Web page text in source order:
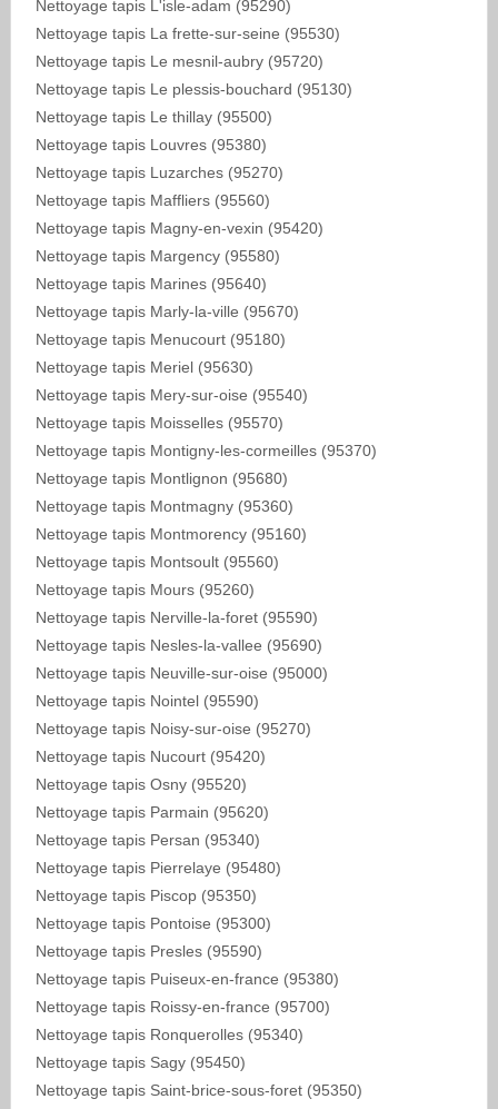
Nettoyage tapis L'isle-adam (95290)
Nettoyage tapis La frette-sur-seine (95530)
Nettoyage tapis Le mesnil-aubry (95720)
Nettoyage tapis Le plessis-bouchard (95130)
Nettoyage tapis Le thillay (95500)
Nettoyage tapis Louvres (95380)
Nettoyage tapis Luzarches (95270)
Nettoyage tapis Maffliers (95560)
Nettoyage tapis Magny-en-vexin (95420)
Nettoyage tapis Margency (95580)
Nettoyage tapis Marines (95640)
Nettoyage tapis Marly-la-ville (95670)
Nettoyage tapis Menucourt (95180)
Nettoyage tapis Meriel (95630)
Nettoyage tapis Mery-sur-oise (95540)
Nettoyage tapis Moisselles (95570)
Nettoyage tapis Montigny-les-cormeilles (95370)
Nettoyage tapis Montlignon (95680)
Nettoyage tapis Montmagny (95360)
Nettoyage tapis Montmorency (95160)
Nettoyage tapis Montsoult (95560)
Nettoyage tapis Mours (95260)
Nettoyage tapis Nerville-la-foret (95590)
Nettoyage tapis Nesles-la-vallee (95690)
Nettoyage tapis Neuville-sur-oise (95000)
Nettoyage tapis Nointel (95590)
Nettoyage tapis Noisy-sur-oise (95270)
Nettoyage tapis Nucourt (95420)
Nettoyage tapis Osny (95520)
Nettoyage tapis Parmain (95620)
Nettoyage tapis Persan (95340)
Nettoyage tapis Pierrelaye (95480)
Nettoyage tapis Piscop (95350)
Nettoyage tapis Pontoise (95300)
Nettoyage tapis Presles (95590)
Nettoyage tapis Puiseux-en-france (95380)
Nettoyage tapis Roissy-en-france (95700)
Nettoyage tapis Ronquerolles (95340)
Nettoyage tapis Sagy (95450)
Nettoyage tapis Saint-brice-sous-foret (95350)